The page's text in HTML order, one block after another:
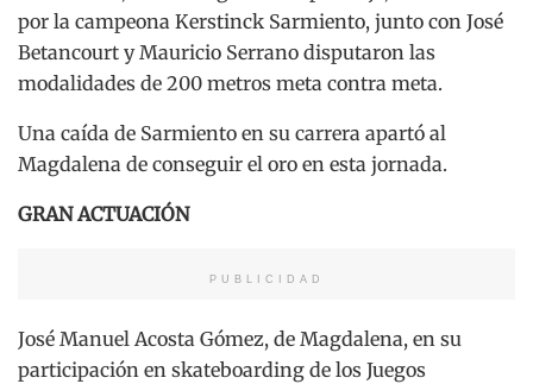
por la campeona Kerstinck Sarmiento, junto con José
Betancourt y Mauricio Serrano disputaron las
modalidades de 200 metros meta contra meta.
Una caída de Sarmiento en su carrera apartó al
Magdalena de conseguir el oro en esta jornada.
GRAN ACTUACIÓN
PUBLICIDAD
José Manuel Acosta Gómez, de Magdalena, en su
participación en skateboarding de los Juegos